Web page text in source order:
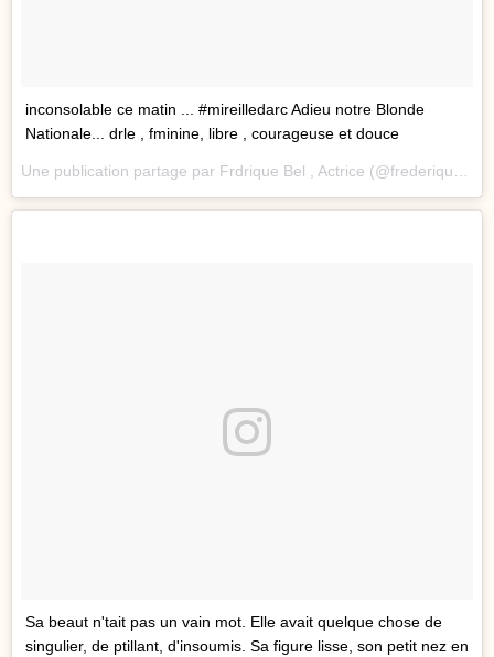
inconsolable ce matin ... #mireilledarc Adieu notre Blonde
Nationale... drle , fminine, libre , courageuse et douce
Une publication partage par Frdrique Bel , Actrice (@frederiquebel_) le
Sa beaut n'tait pas un vain mot. Elle avait quelque chose de
singulier, de ptillant, d'insoumis. Sa figure lisse, son petit nez en